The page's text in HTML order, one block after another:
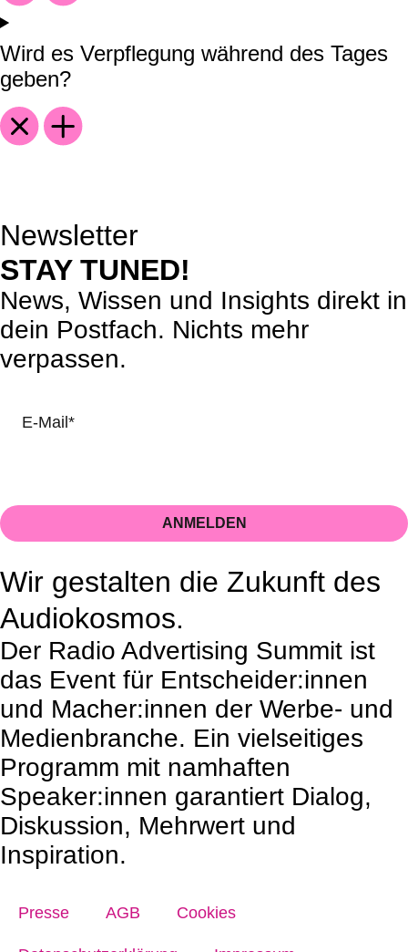
Wird es Verpflegung während des Tages
geben?
Newsletter
STAY TUNED!
News, Wissen und Insights direkt in
dein Postfach. Nichts mehr
verpassen.
ANMELDEN
Wir gestalten die Zukunft des
Audiokosmos.
Der Radio Advertising Summit ist
das Event für Entscheider:innen
und Macher:innen der Werbe- und
Medienbranche. Ein vielseitiges
Programm mit namhaften
Speaker:innen garantiert Dialog,
Diskussion, Mehrwert und
Inspiration.
Presse AGB Cookies